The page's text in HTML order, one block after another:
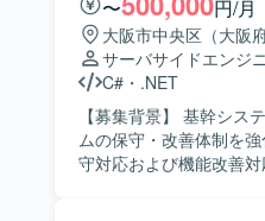
ルのスキルを高めていただけます。 【開発環境】 SQLおよ
DataSpider）を用いた
〜 円/月
大阪市中央区（大阪府
サーバサイドエンジ
C# ・ .NET
【募集背景】 基幹シス
ムの保守・改善体制を強化する目的で
守対応および機能改善